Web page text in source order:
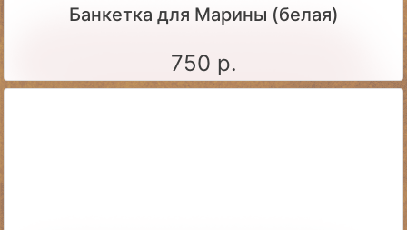
Банкетка для Марины (белая)
750 р.